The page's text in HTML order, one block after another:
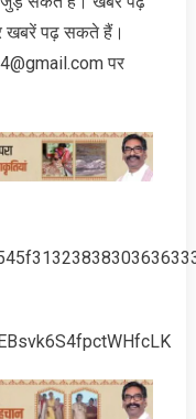
खबरें पढ़ सकते हैं।
पर